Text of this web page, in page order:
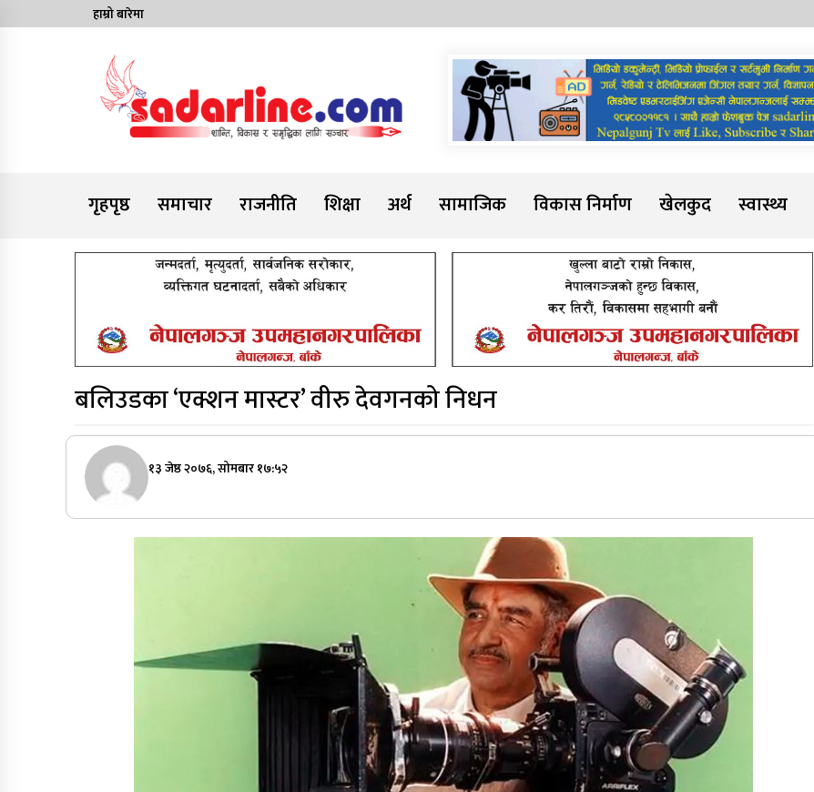
to
हाम्रो बारेमा
Sadarline
गृहपृष्ठ
समाचार राजनीति शिक्षा अर्थ सामाजिक विकास निर्माण खेलकुद स्वास्थ्य
बलिउडका ‘एक्शन मास्टर’ वीरु देवगनको निधन
१३ जेष्ठ २०७६, सोमबार १७:५२